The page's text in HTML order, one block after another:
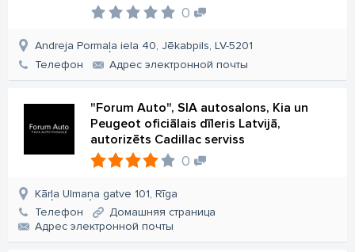
0
Andreja Pormaļa iela 40, Jēkabpils, LV-5201
Телефон
Aдрес электронной почты
"Forum Auto", SIA autosalons, Kia un
Peugeot oficiālais dīleris Latvijā,
autorizēts Cadillac serviss
0
Kārļa Ulmaņa gatve 101, Rīga
Телефон
Домашняя страница
Aдрес электронной почты